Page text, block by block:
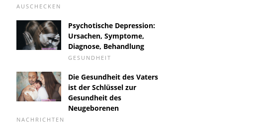
AUSCHECKEN
Psychotische Depression:
Ursachen, Symptome,
Diagnose, Behandlung
GESUNDHEIT
Die Gesundheit des Vaters
ist der Schlüssel zur
Gesundheit des
Neugeborenen
NACHRICHTEN